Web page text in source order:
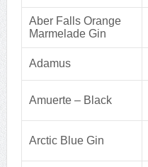
Aber Falls Orange
Marmelade Gin
Adamus
Amuerte – Black
Arctic Blue Gin